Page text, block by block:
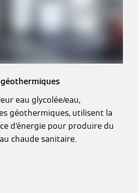
eau glycolée/eau,
géothermiques, utilisent la
d’énergie pour produire du
chaude sanitaire.